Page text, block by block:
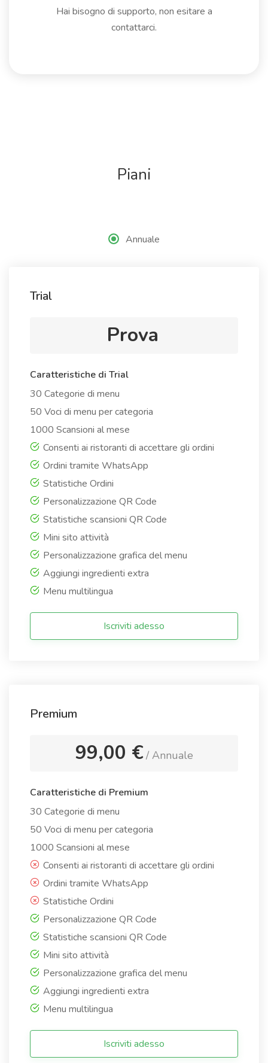
Hai bisogno di supporto, non esitare a
contattarci.
Piani
Annuale
Trial
Prova
Caratteristiche di Trial
30 Categorie di menu
50 Voci di menu per categoria
1000 Scansioni al mese
Consenti ai ristoranti di accettare gli ordini
Ordini tramite WhatsApp
Statistiche Ordini
Personalizzazione QR Code
Statistiche scansioni QR Code
Mini sito attività
Personalizzazione grafica del menu
Aggiungi ingredienti extra
Menu multilingua
Iscriviti adesso
Premium
99,00 € / Annuale
Caratteristiche di Premium
30 Categorie di menu
50 Voci di menu per categoria
1000 Scansioni al mese
Consenti ai ristoranti di accettare gli ordini
Ordini tramite WhatsApp
Statistiche Ordini
Personalizzazione QR Code
Statistiche scansioni QR Code
Mini sito attività
Personalizzazione grafica del menu
Aggiungi ingredienti extra
Menu multilingua
Iscriviti adesso